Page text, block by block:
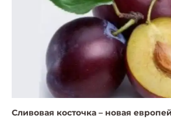
Сливовая косточка – новая